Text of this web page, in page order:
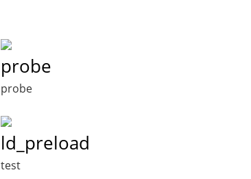
probe
probe
ld_preload
test